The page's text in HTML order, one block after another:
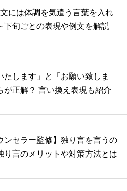
には体調を気遣う言葉を入れ
下旬ごとの表現や例文を解説
たします」と「お願い致しま
が正解？ 言い換え表現も紹介
ンセラー監修】独り言を言うの
り言のメリットや対策方法とは